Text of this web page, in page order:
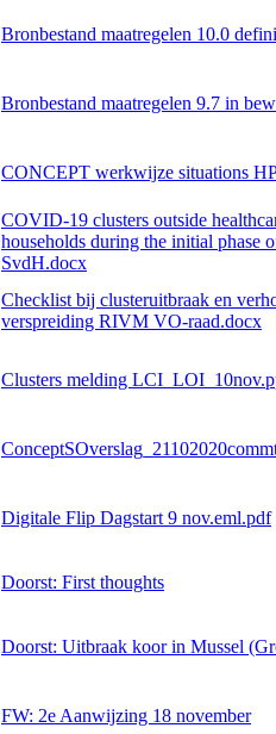
Bronbestand maatregelen 10.0
Bronbestand maatregelen 9.7 in
CONCEPT werkwijze situations
COVID-19 clusters outside
households during the initial phase
SvdH.docx
Checklist bij clusteruitbraak en
verspreiding RIVM VO-raad.docx
Clusters melding
Digitale Flip Dagstart 9 nov.eml.pdf
Doorst: First thoughts
Doorst: Uitbraak koor in Mussel
FW: 2e Aanwijzing 18 november